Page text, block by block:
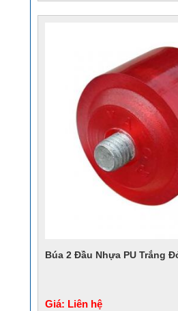
Búa 2 Đầu Nhựa PU Trắng
Giá: Liên hệ